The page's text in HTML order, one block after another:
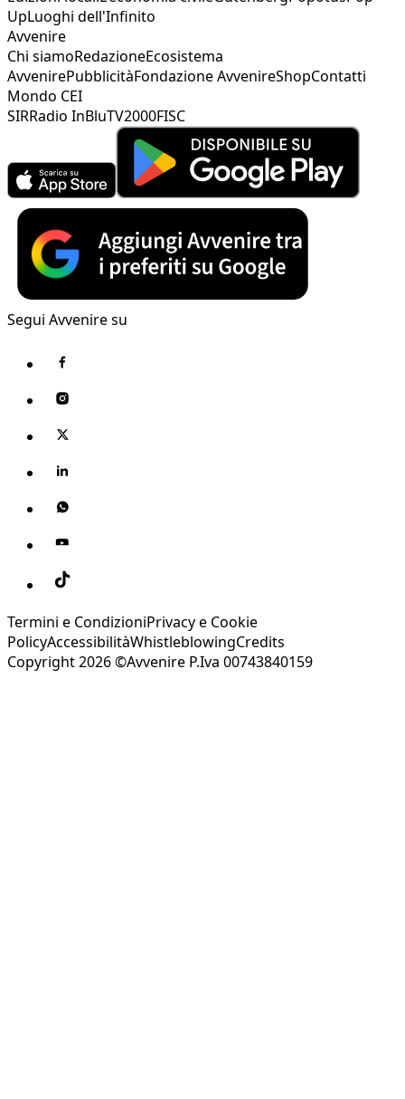
UpLuoghi dell'Infinito
Avvenire
Chi siamoRedazioneEcosistema
AvvenirePubblicitàFondazione AvvenireShopContatti
Mondo CEI
SIRRadio InBluTV2000FISC
Segui Avvenire su
Termini e CondizioniPrivacy e Cookie
PolicyAccessibilitàWhistleblowingCredits
Copyright 2026 ©Avvenire P.Iva 00743840159